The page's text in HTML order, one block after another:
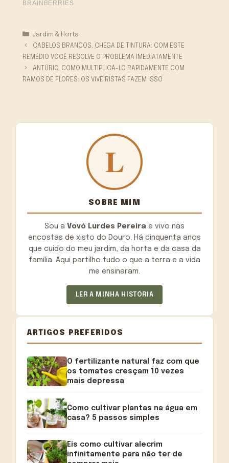
Categorias
Jardim & Horta
CABELOS BRANCOS, CHEGA DE TINTURA: COM ESTE
REMÉDIO VOCÊ RESOLVE O PROBLEMA IMEDIATAMENTE
ANTÚRIO, COMO MULTIPLICÁ-LO RAPIDAMENTE COM
RAMOS DE FLORES: OS VIVEIRISTAS FAZEM ISSO
SOBRE MIM
Sou a Vovó Lurdes Pereira e vivo nas
encostas de xisto do Douro. Há cinquenta anos
que cuido do meu jardim, da horta e da casa da
família. Aqui partilho tudo o que a terra e a vida
me ensinaram.
LER A MINHA HISTÓRIA
ARTIGOS PREFERIDOS
O fertilizante natural faz com que
os tomates cresçam 10 vezes
mais depressa
Como cultivar plantas na água em
casa? 5 passos simples
Eis como cultivar alecrim
infinitamente para não ter de